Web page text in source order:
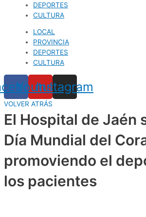
DEPORTES
CULTURA
LOCAL
PROVINCIA
DEPORTES
CULTURA
Youtube
Instagram
VOLVER ATRÁS
El Hospital de Jaén
Día Mundial del
promoviendo el
los pacientes